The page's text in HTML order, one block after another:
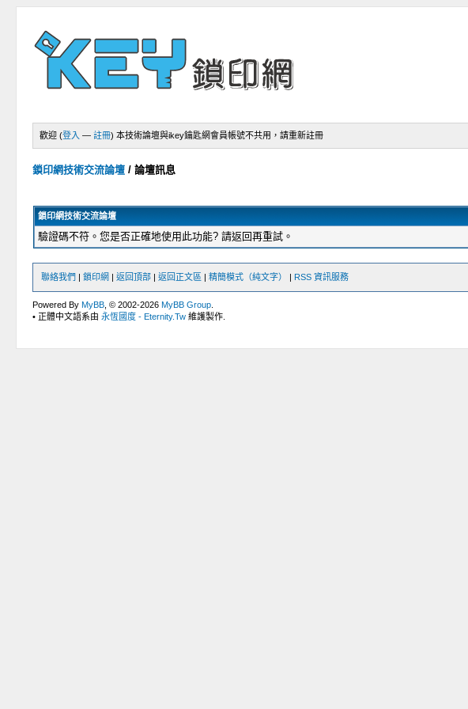
歡迎 (登入 —註冊) 本技術論壇與ikey鑰匙網會員帳號不共用，請重新註冊
鎖印網技術交流論壇 /論壇訊息
鎖印網技術交流論壇
驗證碼不符。您是否正確地使用此功能? 請返回再重試。
聯絡我們 |鎖印網 |返回頂部 |返回正文區 |精簡模式（純文字） | RSS 資訊服務
Powered ByMyBB , © 2002-2026MyBB Group
• 正體中文語系由永恆國度 - Eternity.Tw 維護製作.